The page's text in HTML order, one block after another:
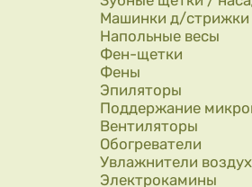
Машинки д/стрижки
Напольные весы
Фен-щетки
Фены
Эпиляторы
Поддержание
Вентиляторы
Обогреватели
Увлажнители
Электрокамины